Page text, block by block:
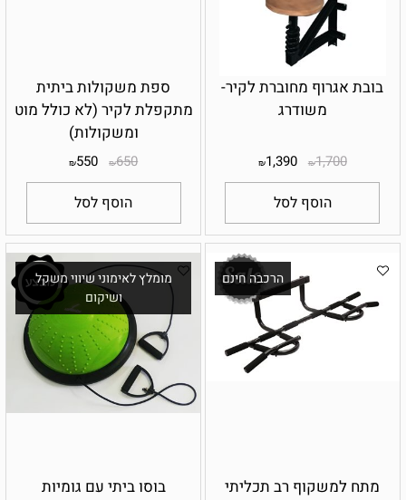
בובת אגרוף מחוברת לקיר-
משודרג
₪1,700
₪1,390
הוסף לסל
ספת משקולות ביתית
מתקפלת לקיר (לא כולל מוט
ומשקולות)
₪650
₪550
הוסף לסל
הרכבה חינם
מתח למשקוף רב תכליתי
מומלץ לאימוני שיווי משקל
ושיקום
בוסו ביתי עם גומיות